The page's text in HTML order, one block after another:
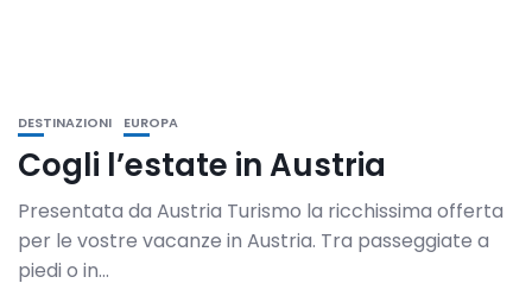
DESTINAZIONI EUROPA
Cogli l’estate in Austria
Presentata da Austria Turismo la ricchissima offerta
per le vostre vacanze in Austria. Tra passeggiate a
piedi o in...